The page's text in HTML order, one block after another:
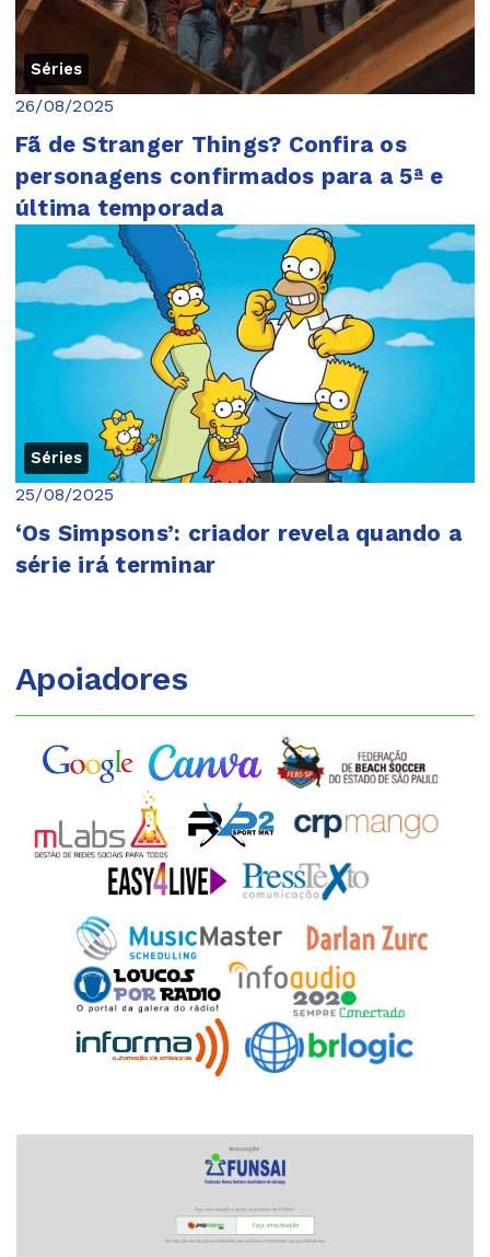
Séries
26/08/2025
Fã de Stranger Things? Confira os
personagens confirmados para a 5ª e
última temporada
Séries
25/08/2025
‘Os Simpsons’: criador revela quando a
série irá terminar
Apoiadores